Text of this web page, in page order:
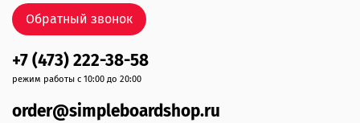
+7 (473) 222-38-58
режим работы с 10:00 до 20:00
order@simpleboardshop.ru
Обратный звонок